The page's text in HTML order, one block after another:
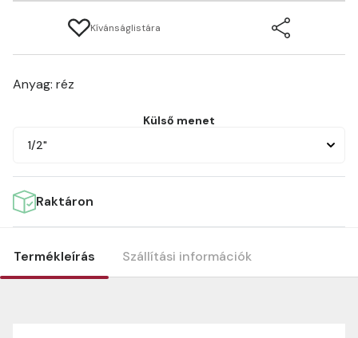
Kívánságlistára
Anyag: réz
Külső menet
1/2"
Raktáron
Termékleírás Szállítási információk